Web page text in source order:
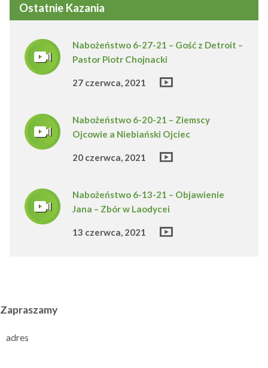
Ostatnie Kazania
Nabożeństwo 6-27-21 – Gość z Detroit –
Pastor Piotr Chojnacki
27 czerwca, 2021
Nabożeństwo 6-20-21 – Ziemscy
Ojcowie a Niebiański Ojciec
20 czerwca, 2021
Nabożeństwo 6-13-21 – Objawienie
Jana – Zbór w Laodycei
13 czerwca, 2021
Zapraszamy
adres